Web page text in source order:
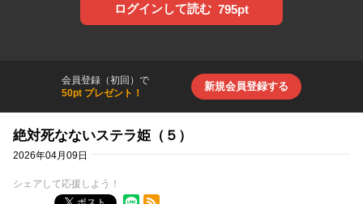
ログインして読む 795pt
会員登録（初回）で
50pt プレゼント！
新規会員登録する
絶対死なないステラ姫（５）
2026年04月09日
シェアして応援しよう！
RSSフィード